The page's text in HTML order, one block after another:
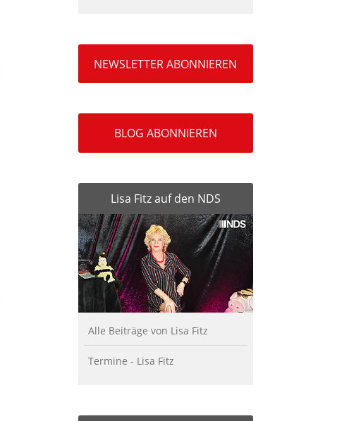
NEWSLETTER ABONNIEREN
BLOG ABONNIEREN
Lisa Fitz auf den NDS
Alle Beiträge von Lisa Fitz
Termine - Lisa Fitz